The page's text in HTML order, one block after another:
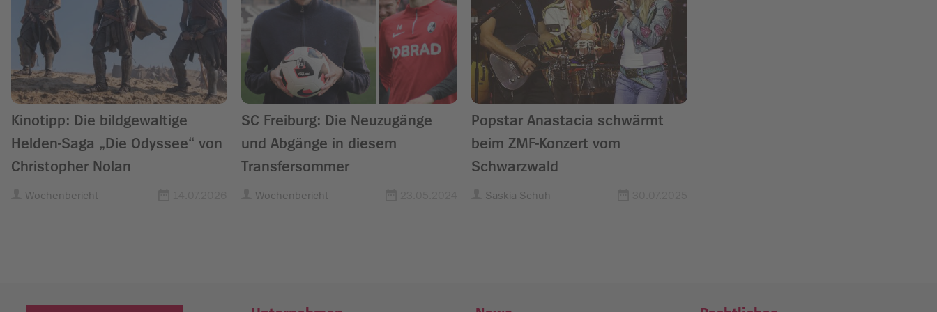
Kinotipp: Die bildgewaltige
Helden-Saga „Die Odyssee“ von
Christopher Nolan
Wochenbericht
SC Freiburg: Die Neuzugänge
und Abgänge in diesem
Transfersommer
Wochenbericht
Popstar Anastacia schwärmt
beim ZMF-Konzert vom
Schwarzwald
Saskia Schuh